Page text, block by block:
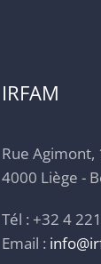
IRFAM
Rue Agimont,
4000 Liège -
Tél : +32 4
Email :